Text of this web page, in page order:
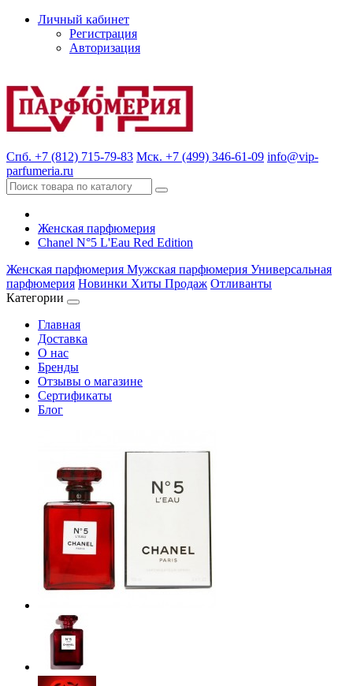
Личный кабинет
Регистрация
Авторизация
Спб. +7 (812) 715-79-83 Мск. +7 (499) 346-61-09 info@vip-
parfumeria.ru
Женская парфюмерия
Chanel N°5 L'Eau Red Edition
Женская парфюмерия Мужская парфюмерия Универсальная
парфюмерия Новинки Хиты Продаж Отливанты
Категории
Главная
Доставка
О нас
Бренды
Отзывы о магазине
Сертификаты
Блог